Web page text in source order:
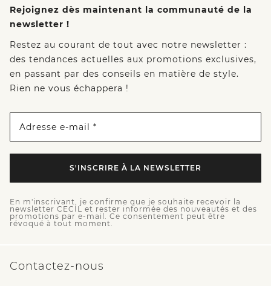
Rejoignez dès maintenant la communauté de la
newsletter !
Restez au courant de tout avec notre newsletter :
des tendances actuelles aux promotions exclusives,
en passant par des conseils en matière de style.
Rien ne vous échappera !
Adresse e-mail *
S'INSCRIRE À LA NEWSLETTER
En m'inscrivant, je confirme que je souhaite recevoir la
newsletter CECIL et rester informée des nouveautés et des
promotions par e-mail. Ce consentement peut être
révoqué à tout moment.
Contactez-nous